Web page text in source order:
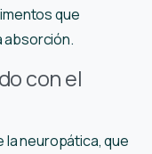
que
absorción.
con el
la neuropática, que